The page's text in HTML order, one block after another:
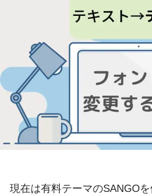
現在は有料テーマのSANGO